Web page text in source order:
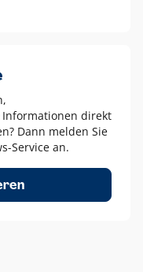
in Ausnahmefällen
Weiß-Umsetzungen
von jeweils einer
Richtungen
direkt
Dann melden Sie
Service an.